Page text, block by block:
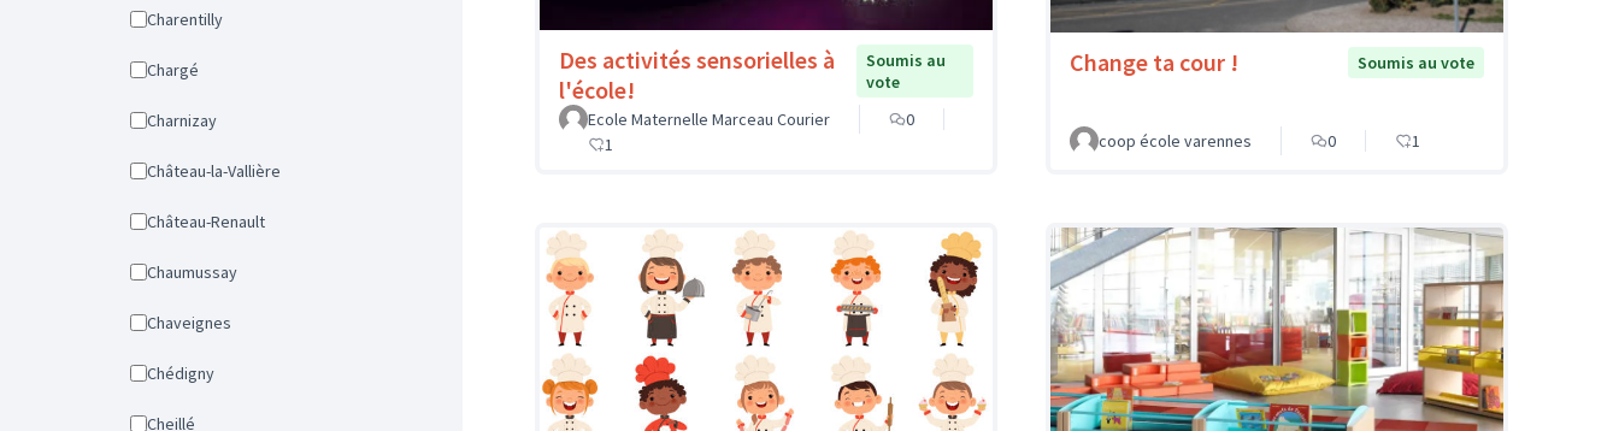
Charentilly
Chargé
Charnizay
Château-la-Vallière
Château-Renault
Chaumussay
Chaveignes
Chédigny
Cheillé
Des activités sensorielles à
l'école!
Soumis au
vote
Ecole Maternelle Marceau Courier
0
1
Change ta cour ! Soumis au vote
coop école varennes 0 1